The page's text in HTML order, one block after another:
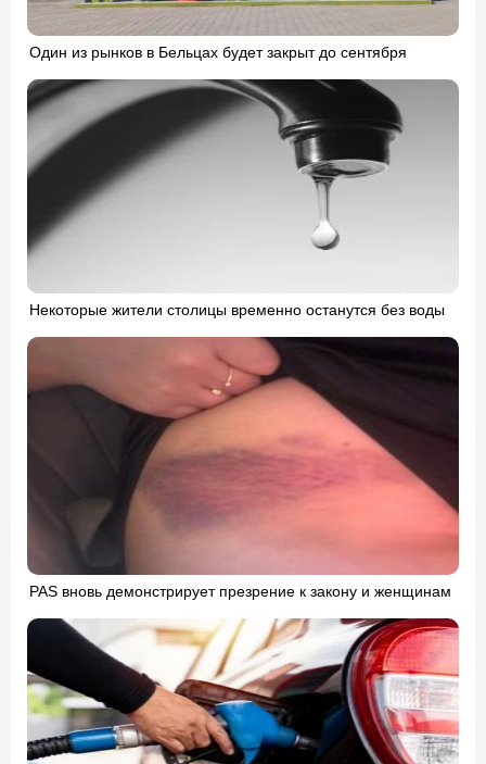
Один из рынков в Бельцах будет закрыт до сентября
Некоторые жители столицы временно останутся без воды
PAS вновь демонстрирует презрение к закону и женщинам